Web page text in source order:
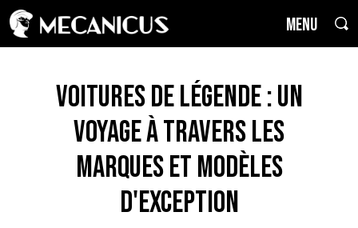
MENU
Voitures de Légende : un
voyage à travers les
marques et modèles
d'exception